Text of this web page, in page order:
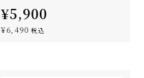
¥5,900
¥6,490 税込